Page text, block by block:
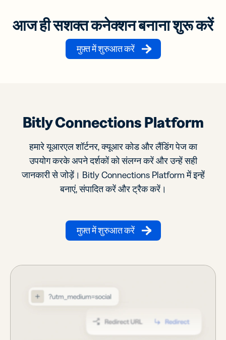
आज ही सशक्त कनेक्शन बनाना शुरू करें
मुफ़्त में शुरुआत करें
Bitly Connections Platform
हमारे यूआरएल शॉर्टनर, क्यूआर कोड और लैंडिंग पेज का
उपयोग करके अपने दर्शकों को संलग्न करें और उन्हें सही
जानकारी से जोड़ें। Bitly Connections Platform में इन्हें
बनाएं, संपादित करें और ट्रैक करें।
मुफ़्त में शुरुआत करें